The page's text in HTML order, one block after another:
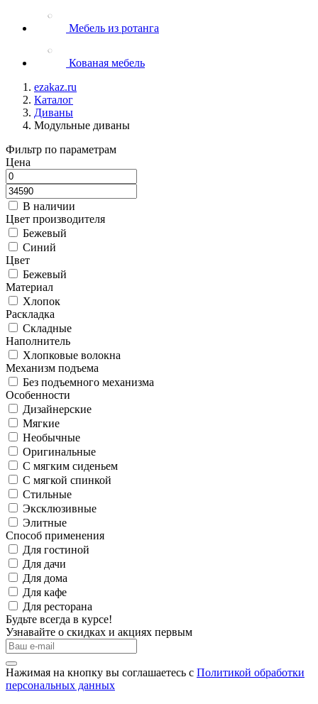
Мебель из ротанга
Кованая мебель
ezakaz.ru
Каталог
Диваны
Модульные диваны
Фильтр по параметрам
Цена
В наличии
Цвет производителя
Бежевый
Синий
Цвет
Бежевый
Материал
Хлопок
Раскладка
Складные
Наполнитель
Хлопковые волокна
Механизм подъема
Без подъемного механизма
Особенности
Дизайнерские
Мягкие
Необычные
Оригинальные
С мягким сиденьем
С мягкой спинкой
Стильные
Эксклюзивные
Элитные
Способ применения
Для гостиной
Для дачи
Для дома
Для кафе
Для ресторана
Будьте всегда в курсе!
Узнавайте о скидках и акциях первым
Нажимая на кнопку вы соглашаетесь с Политикой обработки
персональных данных